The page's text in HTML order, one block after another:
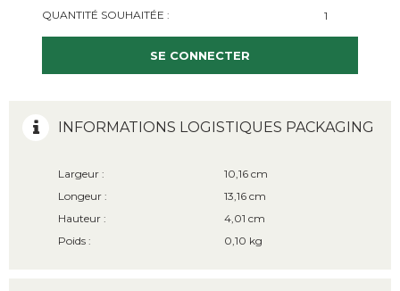
QUANTITÉ SOUHAITÉE :
SE CONNECTER
INFORMATIONS LOGISTIQUES PACKAGING
Largeur :
10,16 cm
Longeur :
13,16 cm
Hauteur :
4,01 cm
Poids :
0,10 kg